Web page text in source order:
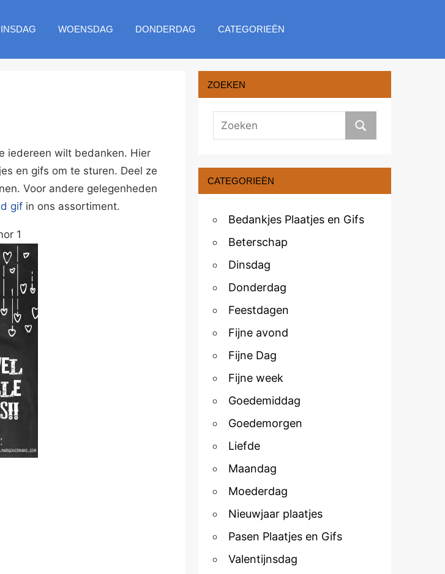
WOENSDAG DONDERDAG CATEGORIEËN
iedereen wilt bedanken. Hier
en gifs om te sturen. Deel ze
Voor andere gelegenheden
gif in ons assortiment.
1
ZOEKEN
CATEGORIEËN
Bedankjes Plaatjes en Gifs
Beterschap
Dinsdag
Donderdag
Feestdagen
Fijne avond
Fijne Dag
Fijne week
Goedemiddag
Goedemorgen
Liefde
Maandag
Moederdag
Nieuwjaar plaatjes
Pasen Plaatjes en Gifs
Valentijnsdag